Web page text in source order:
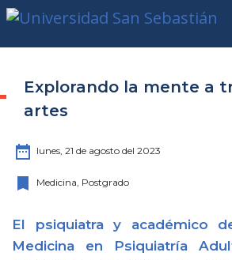
Explorando la mente a
artes
date_range lunes, 21 de agosto del 2023
bookmark Medicina, Postgrado
El psiquiatra y académico
Medicina en Psiquiatría